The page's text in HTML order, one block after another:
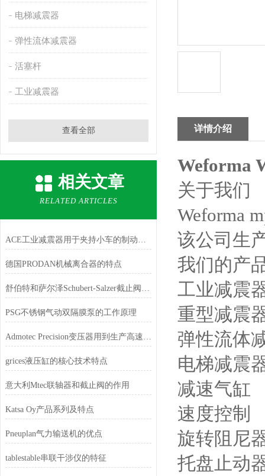
电梯减震器
弹性流体减震器
活塞杆
工业减震器
查看全部
相关文章
RELATED ARTICLES
ACE工业减震器用于夹持小车的制动系统
德国PRODAN机械离合器的特点
舒伯特和萨尔泽Schubert-Salzer截止阀和闸阀有什么区别
PSG不锈钢气动双隔膜泵的工作原理
Admotec Precision变压器用到生产高速电机的系列
grices液压缸的核心技术特点
意大利Mtec联轴器和截止阀的作用
Katsa Oy产品系列及特点
Pneuplan气力输送机的优点
tablestable串联干涉仪的特征
详情介绍
Weforma
关于我们
Weforma
该公司生
我们的产
工业减震
重型减震
弹性流体
电梯减震
减速气缸
速度控制
旋转阻尼
托盘止动